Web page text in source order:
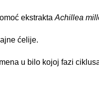
ekstrakta Achillea
ćelije.
u bilo kojoj fazi